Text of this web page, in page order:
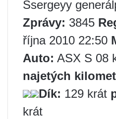
Ssergeyy
Zprávy: 3845
října 2010 22:50
Auto: ASX S 08
najetých
Dík: 129 krát
krát